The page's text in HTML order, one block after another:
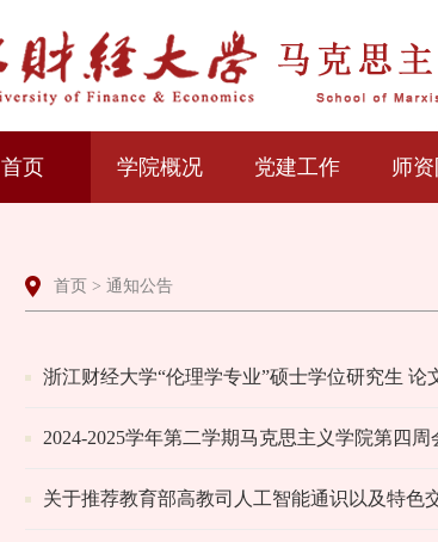
首页 学院概况 党建工作 师
首页 > 通知公告
浙江财经大学“伦理学专业”硕士学位研究生 论
2024-2025学年第二学期马克思主义学院第四周
关于推荐教育部高教司人工智能通识以及特色